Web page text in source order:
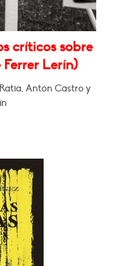
críticos sobre
Lerín)
Antón Castro y